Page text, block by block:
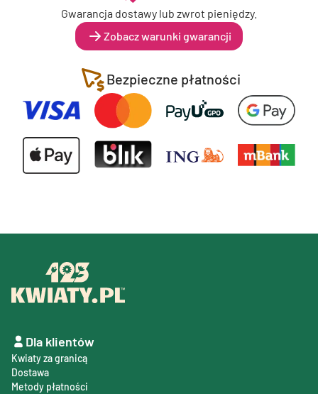
Gwarancja dostawy lub zwrot pieniędzy.
Zobacz warunki gwarancji
Bezpieczne płatności
Dla klientów
Kwiaty za granicą
Dostawa
Metody płatności